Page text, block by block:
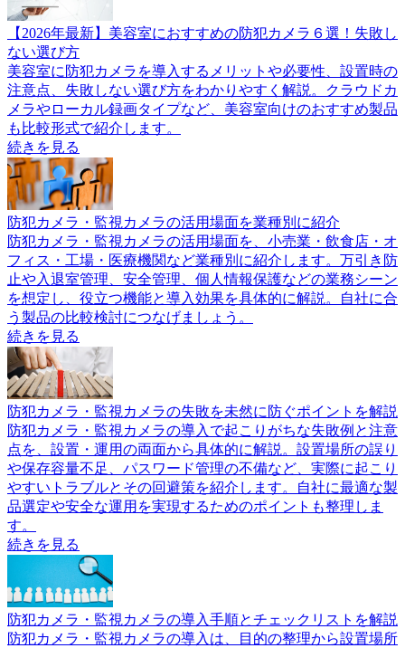
【2026年最新】美容室におすすめの防犯カメラ６選！失敗し
ない選び方
美容室に防犯カメラを導入するメリットや必要性、設置時の
注意点、失敗しない選び方をわかりやすく解説。クラウドカ
メラやローカル録画タイプなど、美容室向けのおすすめ製品
も比較形式で紹介します。
続きを見る
防犯カメラ・監視カメラの活用場面を業種別に紹介
防犯カメラ・監視カメラの活用場面を、小売業・飲食店・オ
フィス・工場・医療機関など業種別に紹介します。万引き防
止や入退室管理、安全管理、個人情報保護などの業務シーン
を想定し、役立つ機能と導入効果を具体的に解説。自社に合
う製品の比較検討につなげましょう。
続きを見る
防犯カメラ・監視カメラの失敗を未然に防ぐポイントを解説
防犯カメラ・監視カメラの導入で起こりがちな失敗例と注意
点を、設置・運用の両面から具体的に解説。設置場所の誤り
や保存容量不足、パスワード管理の不備など、実際に起こり
やすいトラブルとその回避策を紹介します。自社に最適な製
品選定や安全な運用を実現するためのポイントも整理しま
す。
続きを見る
防犯カメラ・監視カメラの導入手順とチェックリストを解説
防犯カメラ・監視カメラの導入は、目的の整理から設置場所